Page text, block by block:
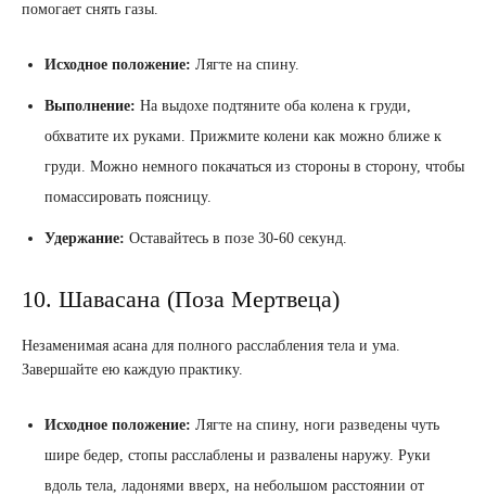
помогает снять газы.
Исходное положение: Лягте на спину.
Выполнение: На выдохе подтяните оба колена к груди,
обхватите их руками. Прижмите колени как можно ближе к
груди. Можно немного покачаться из стороны в сторону, чтобы
помассировать поясницу.
Удержание: Оставайтесь в позе 30-60 секунд.
10. Шавасана (Поза Мертвеца)
Незаменимая асана для полного расслабления тела и ума.
Завершайте ею каждую практику.
Исходное положение: Лягте на спину, ноги разведены чуть
шире бедер, стопы расслаблены и развалены наружу. Руки
вдоль тела, ладонями вверх, на небольшом расстоянии от